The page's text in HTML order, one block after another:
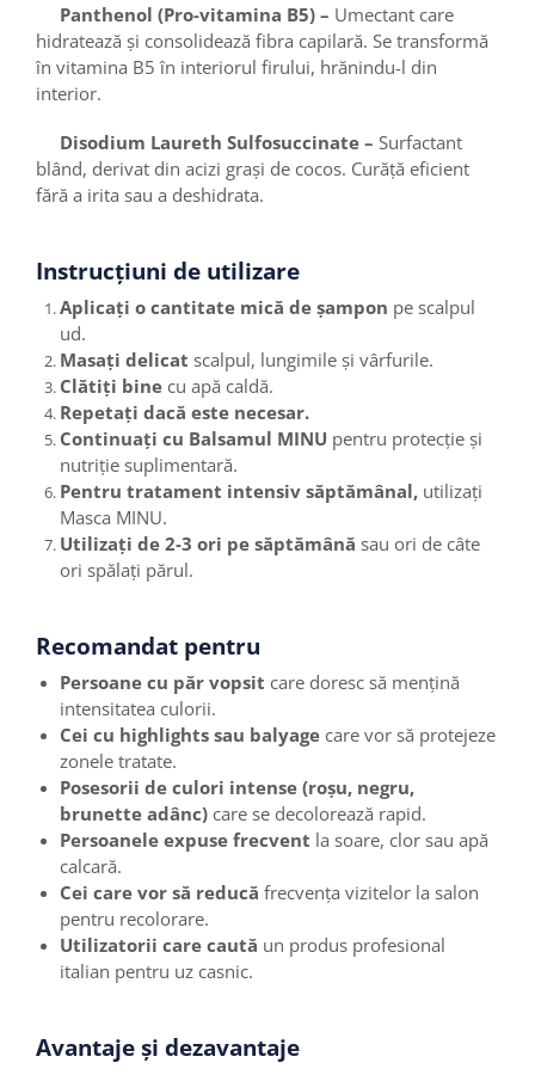
Panthenol (Pro-vitamina B5) – Umectant care
hidratează și consolidează fibra capilară. Se transformă
în vitamina B5 în interiorul firului, hrănindu-l din
interior.
Disodium Laureth Sulfosuccinate – Surfactant
blând, derivat din acizi grași de cocos. Curăță eficient
fără a irita sau a deshidrata.
Instrucțiuni de utilizare
Aplicați o cantitate mică de șampon pe scalpul
ud.
Masați delicat scalpul, lungimile și vârfurile.
Clătiți bine cu apă caldă.
Repetați dacă este necesar.
Continuați cu Balsamul MINU pentru protecție și
nutriție suplimentară.
Pentru tratament intensiv săptămânal, utilizați
Masca MINU.
Utilizați de 2-3 ori pe săptămână sau ori de câte
ori spălați părul.
Recomandat pentru
Persoane cu păr vopsit care doresc să mențină
intensitatea culorii.
Cei cu highlights sau balyage care vor să protejeze
zonele tratate.
Posesorii de culori intense (roșu, negru,
brunette adânc) care se decolorează rapid.
Persoanele expuse frecvent la soare, clor sau apă
calcară.
Cei care vor să reducă frecvența vizitelor la salon
pentru recolorare.
Utilizatorii care caută un produs profesional
italian pentru uz casnic.
Avantaje și dezavantaje